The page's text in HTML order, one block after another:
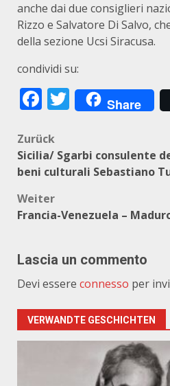
anche dai due consiglieri
Rizzo e Salvatore Di Salvo,
della sezione Ucsi Siracusa.
condividi su:
Facebook
Twitter
Share
Zurück
Sicilia/ Sgarbi consulente
beni culturali Sebastiano
Weiter
Francia-Venezuela –
Lascia un commento
Devi essere connesso per
VERWANDTE GESCHICHTEN